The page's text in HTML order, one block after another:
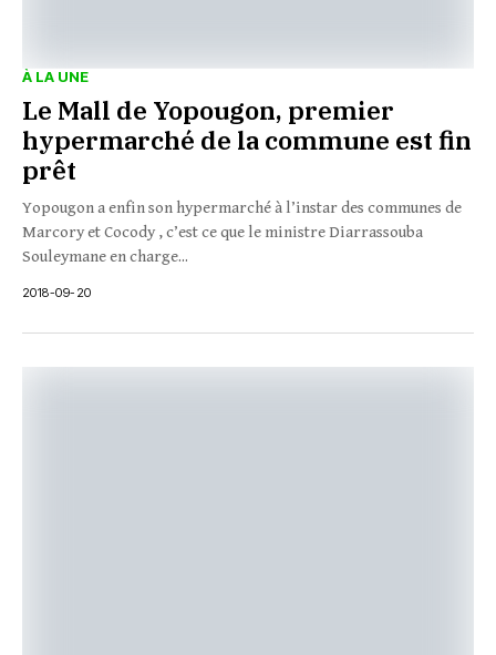
À LA UNE
Le Mall de Yopougon, premier
hypermarché de la commune est fin
prêt
Yopougon a enfin son hypermarché à l’instar des communes de
Marcory et Cocody , c’est ce que le ministre Diarrassouba
Souleymane en charge...
2018-09-20